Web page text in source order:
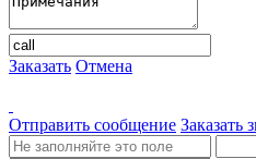
Заказать Отмена
Отправить сообщение Заказать